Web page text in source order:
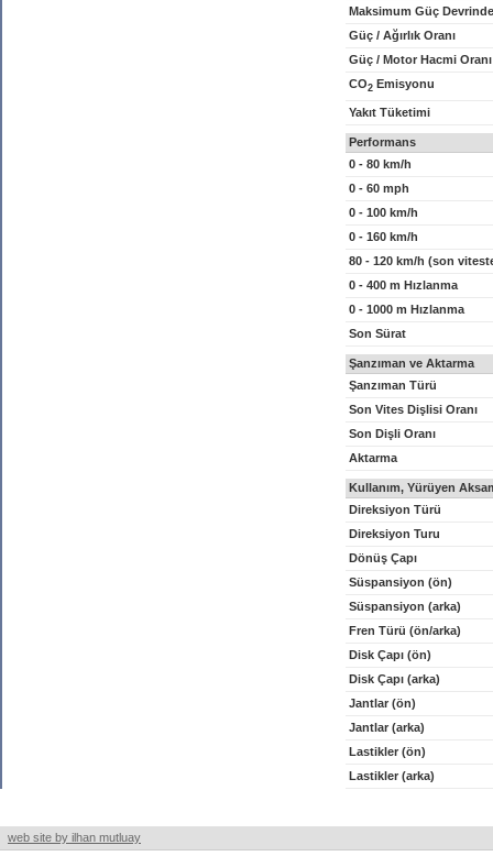
Maksimum Güç
Güç / Ağırlık Oranı
Güç / Motor Hacmi Oranı
CO2 Emisyonu
Yakıt Tüketimi
Performans
0 - 80 km/h
0 - 60 mph
0 - 100 km/h
0 - 160 km/h
80 - 120 km/h (son
0 - 400 m Hızlanma
0 - 1000 m Hızlanma
Son Sürat
Şanzıman ve Aktarma
Şanzıman Türü
Son Vites Dişlisi Oranı
Son Dişli Oranı
Aktarma
Kullanım, Yürüyen
Direksiyon Türü
Direksiyon Turu
Dönüş Çapı
Süspansiyon (ön)
Süspansiyon (arka)
Fren Türü (ön/arka)
Disk Çapı (ön)
Disk Çapı (arka)
Jantlar (ön)
Jantlar (arka)
Lastikler (ön)
Lastikler (arka)
web site by ilhan mutluay